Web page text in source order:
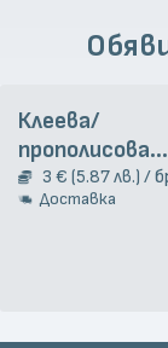
Клеева/
прополисова
тинктура, 20
3 € (5.87 лв.) /
Доставка